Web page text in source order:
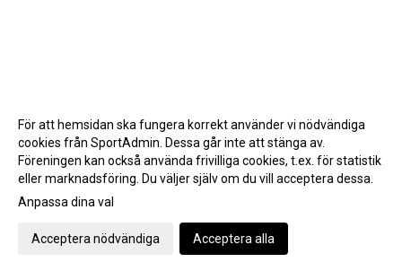
Gå till Webbversion
För att hemsidan ska fungera korrekt använder vi nödvändiga
cookies från SportAdmin. Dessa går inte att stänga av.
Föreningen kan också använda frivilliga cookies, t.ex. för statistik
eller marknadsföring. Du väljer själv om du vill acceptera dessa.
Anpassa dina val
Acceptera nödvändiga Acceptera alla